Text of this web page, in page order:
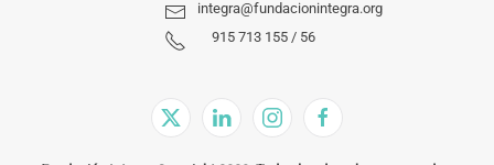
integra@fundacionintegra.org
915 713 155 / 56